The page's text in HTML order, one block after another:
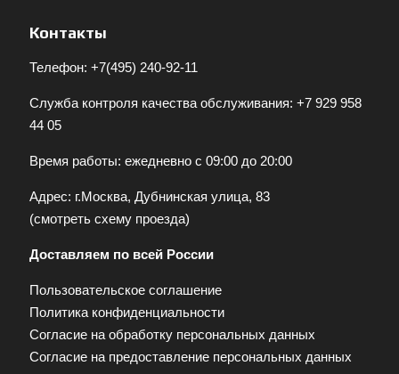
Контакты
Телефон: +7(495) 240-92-11
Служба контроля качества обслуживания: +7 929 958
44 05
Время работы: ежедневно с 09:00 до 20:00
Адрес: г.Москва, Дубнинская улица, 83
(смотреть схему проезда)
Доставляем по всей России
Пользовательское соглашение
Политика конфиденциальности
Согласие на обработку персональных данных
Согласие на предоставление персональных данных